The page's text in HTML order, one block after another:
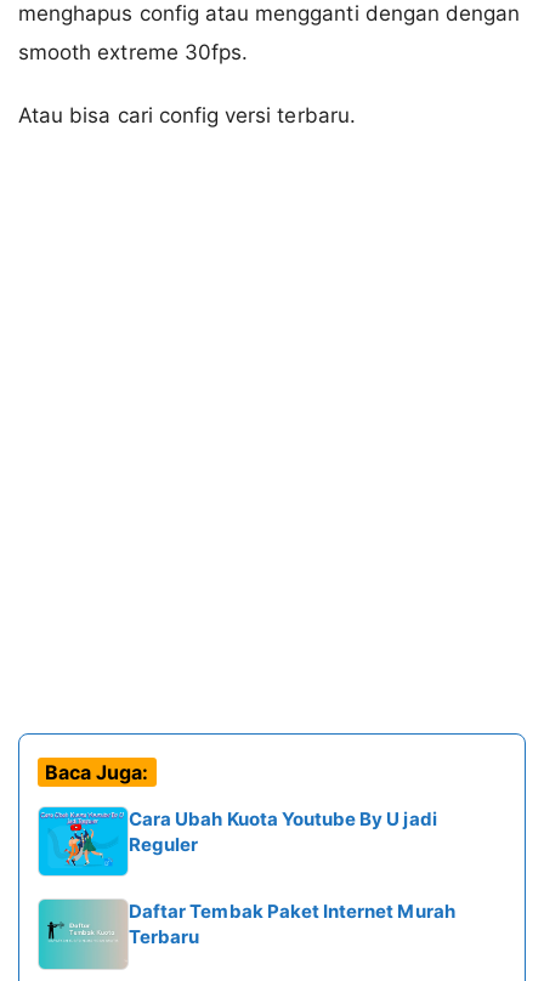
menghapus config atau mengganti dengan dengan
smooth extreme 30fps.
Atau bisa cari config versi terbaru.
Baca Juga:
Cara Ubah Kuota Youtube By U jadi
Reguler
Daftar Tembak Paket Internet Murah
Terbaru